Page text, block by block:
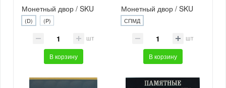
Монетный двор / SKU
(D) (P)
шт
В корзину
Монетный двор / SKU
СПМД
шт
В корзину